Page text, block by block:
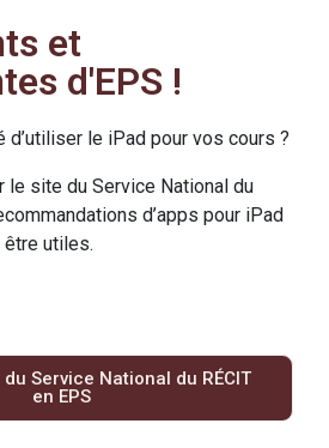
et
d'EPS !
le iPad pour vos cours ?
le site du Service National du
d’apps pour iPad
utiles.
Service National du RÉCIT
en EPS